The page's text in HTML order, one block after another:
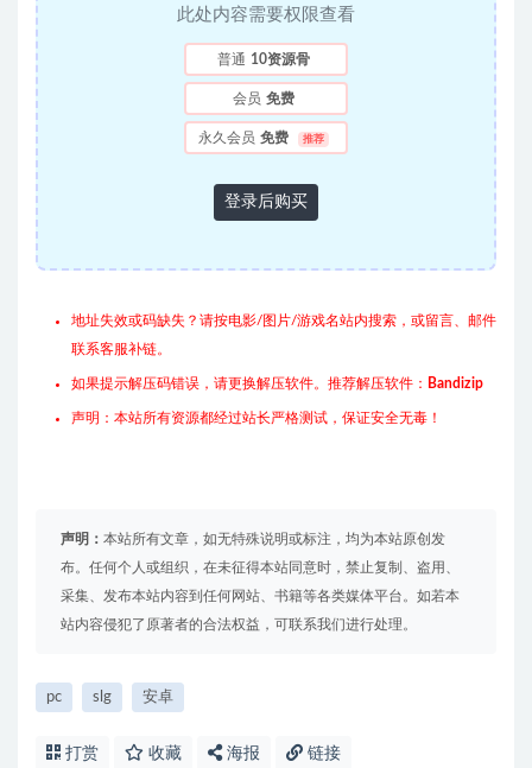
此处内容需要权限查看
普通 10资源骨
会员 免费
永久会员 免费 推荐
登录后购买
地址失效或码缺失？请按电影/图片/游戏名站内搜索，或留言、邮件
联系客服补链。
如果提示解压码错误，请更换解压软件。推荐解压软件： Bandizip
声明：本站所有资源都经过站长严格测试，保证安全无毒！
声明： 本站所有文章，如无特殊说明或标注，均为本站原创发
布。任何个人或组织，在未征得本站同意时，禁止复制、盗用、
采集、发布本站内容到任何网站、书籍等各类媒体平台。如若本
站内容侵犯了原著者的合法权益，可联系我们进行处理。
pc slg 安卓
打赏 收藏 海报 链接